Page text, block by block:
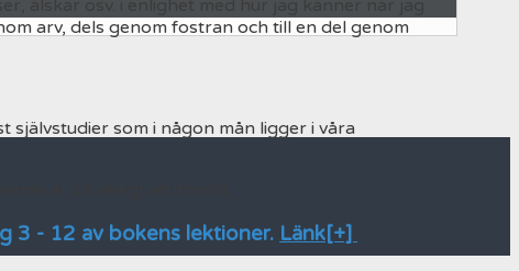
arv, dels genom fostran och till en del genom
som i någon mån ligger i våra
3 - 12 av bokens lektioner. Länk[+]